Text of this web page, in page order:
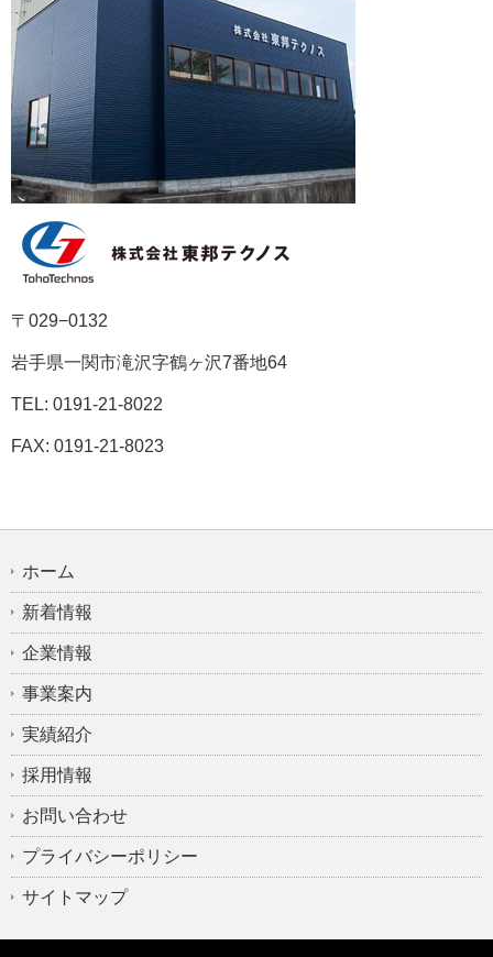
〒029−0132
岩手県一関市滝沢字鶴ヶ沢7番地64
TEL: 0191-21-8022
FAX: 0191-21-8023
ホーム
新着情報
企業情報
事業案内
実績紹介
採用情報
お問い合わせ
プライバシーポリシー
サイトマップ